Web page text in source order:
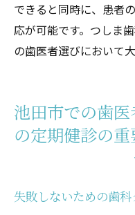
できると同時に、患者
応が可能です。つしま
の歯医者選びにおいて
池田市での歯
の定期健診の重
失敗しないための歯